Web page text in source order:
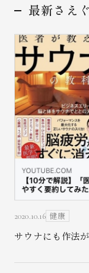
お問い
最新さえ
2020.10.16 健康
サウナにも作法